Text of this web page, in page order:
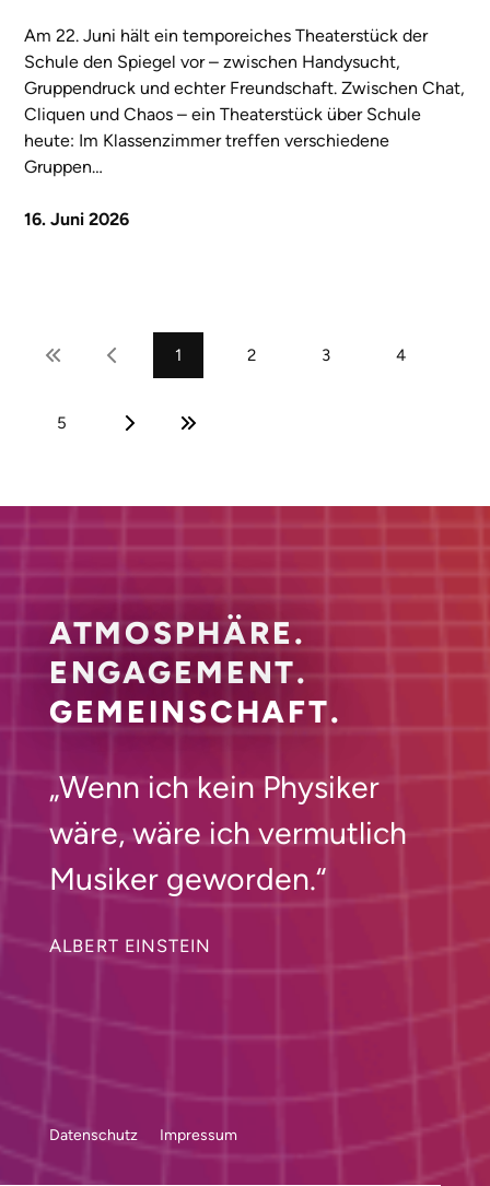
Am 22. Juni hält ein temporeiches Theaterstück der
Schule den Spiegel vor – zwischen Handysucht,
Gruppendruck und echter Freundschaft. Zwischen Chat,
Cliquen und Chaos – ein Theaterstück über Schule
heute: Im Klassenzimmer treffen verschiedene
Gruppen…
16. Juni 2026
1 2 3 4
5
ATMOSPHÄRE.
ENGAGEMENT.
GEMEINSCHAFT.
„Wenn ich kein Physiker
wäre, wäre ich vermutlich
Musiker geworden.“
ALBERT EINSTEIN
Datenschutz Impressum